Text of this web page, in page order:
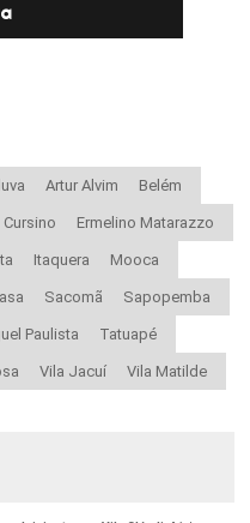
Artur Alvim Belém
Cursino Ermelino Matarazzo
Itaquera Mooca
Sacomã Sapopemba
Paulista Tatuapé
Vila Jacuí Vila Matilde